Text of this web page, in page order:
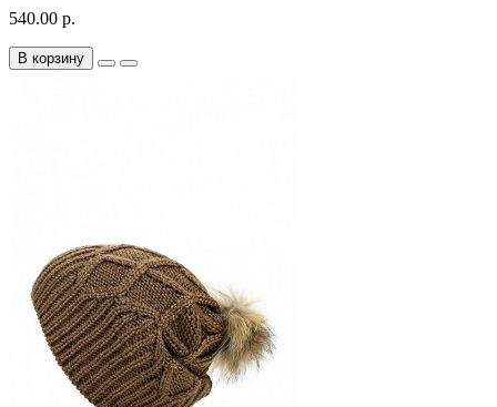
540.00 р.
В корзину